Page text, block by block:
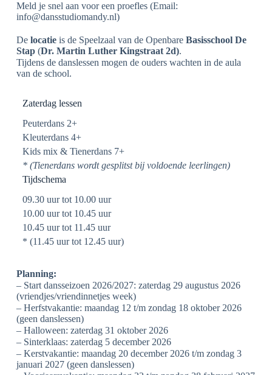
Meld je snel aan voor een proefles (Email:
info@dansstudiomandy.nl)
De locatieis de Speelzaal van de Openbare Basisschool De
Stap(Dr. Martin Luther Kingstraat 2d).
Tijdens de danslessen mogen de ouders wachten in de aula
van de school.
Zaterdag lessen
Peuterdans 2+
Kleuterdans 4+
Kids mix & Tienerdans 7+
* (Tienerdans wordt gesplitst bij voldoende leerlingen)
Tijdschema
09.30 uur tot 10.00 uur
10.00 uur tot 10.45 uur
10.45 uur tot 11.45 uur
* (11.45 uur tot 12.45 uur)
Planning:
– Start dansseizoen 2026/2027: zaterdag 29 augustus 2026
(vriendjes/vriendinnetjes week)
– Herfstvakantie: maandag 12 t/m zondag 18 oktober 2026
(geen danslessen)
– Halloween: zaterdag 31 oktober 2026
– Sinterklaas: zaterdag 5 december 2026
– Kerstvakantie: maandag 20 december 2026 t/m zondag 3
januari 2027 (geen danslessen)